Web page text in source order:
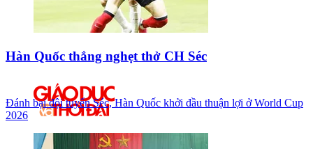
Hàn Quốc thắng nghẹt thở CH Séc
Đánh bại đội tuyển Séc, Hàn Quốc khởi đầu thuận lợi ở World Cup
2026